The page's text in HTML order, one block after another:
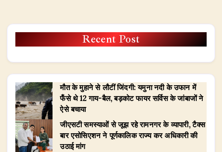
Recent Post
मौत के मुहाने से लौटीं जिंदगी: यमुना नदी के उफान में
फँसे थे 12 गाय-बैल, बड़कोट फायर सर्विस के जांबाजों ने
ऐसे बचाया
जीएसटी समस्याओं से जूझ रहे रामनगर के व्यापारी, टैक्स
बार एसोसिएशन ने पूर्णकालिक राज्य कर अधिकारी की
उठाई मांग